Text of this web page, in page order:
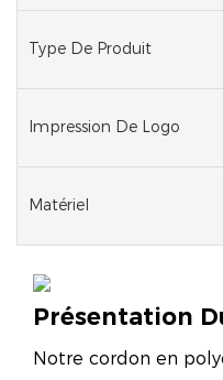
Type De Produit
Impression De Logo
Matériel
Présentation
Notre cordon en